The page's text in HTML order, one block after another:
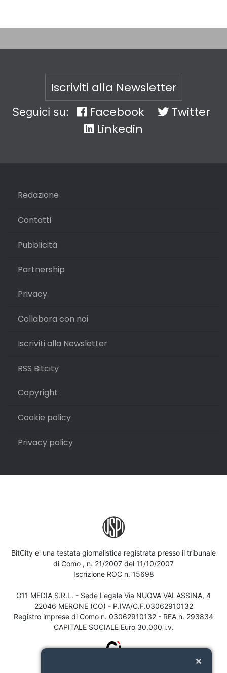
Iscriviti alla Newsletter
Seguici su: Facebook
Twitter
Linkedin
Redazione
Contatti
Pubblicità
Partnership
Privacy
Collabora con noi
Iscriviti alla Newsletter
RSS Bitcity
Copyright
Cookie policy
Privacy policy
BitCity e' una testata giornalistica registrata presso il tribunale
di Como , n. 21/2007 del 11/10/2007
Iscrizione ROC n. 15698
G11 MEDIA S.R.L. - Sede Legale Via NUOVA VALASSINA, 4
22046 MERONE (CO) - P.IVA/C.F.03062910132
Registro imprese di Como n. 03062910132 - REA n. 293834
CAPITALE SOCIALE Euro 30.000 i.v.